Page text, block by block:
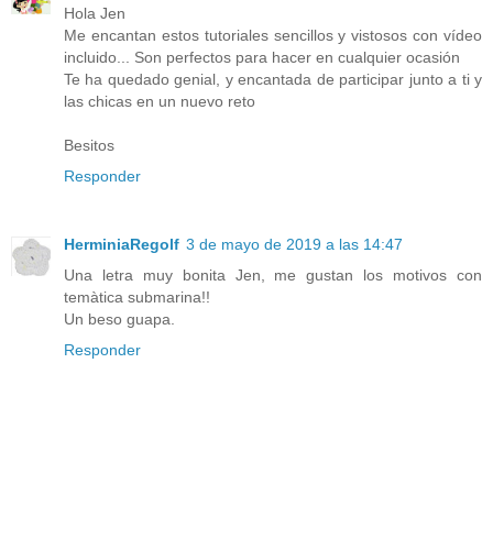
Hola Jen
Me encantan estos tutoriales sencillos y vistosos con vídeo
incluido... Son perfectos para hacer en cualquier ocasión
Te ha quedado genial, y encantada de participar junto a ti y
las chicas en un nuevo reto
Besitos
Responder
HerminiaRegolf 3 de mayo de 2019 a las 14:47
Una letra muy bonita Jen, me gustan los motivos con
temàtica submarina!!
Un beso guapa.
Responder